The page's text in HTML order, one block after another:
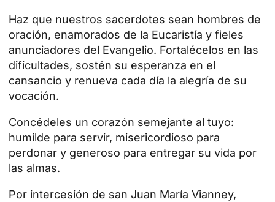
Haz que nuestros sacerdotes sean hombres de
oración, enamorados de la Eucaristía y fieles
anunciadores del Evangelio. Fortalécelos en las
dificultades, sostén su esperanza en el
cansancio y renueva cada día la alegría de su
vocación.
Concédeles un corazón semejante al tuyo:
humilde para servir, misericordioso para
perdonar y generoso para entregar su vida por
las almas.
Por intercesión de san Juan María Vianney,